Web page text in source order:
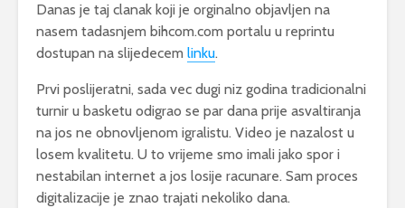
Danas je taj clanak koji je orginalno objavljen na
nasem tadasnjem bihcom.com portalu u reprintu
dostupan na slijedecem linku.
Prvi poslijeratni, sada vec dugi niz godina tradicionalni
turnir u basketu odigrao se par dana prije asvaltiranja
na jos ne obnovljenom igralistu. Video je nazalost u
losem kvalitetu. U to vrijeme smo imali jako spor i
nestabilan internet a jos losije racunare. Sam proces
digitalizacije je znao trajati nekoliko dana.